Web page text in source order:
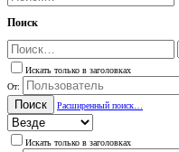
Поиск
Искать только в заголовках
От:
Поиск Расширенный поиск…
Искать только в заголовках